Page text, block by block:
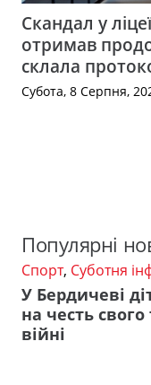
Скандал у
отримав
склала
Субота, 8 Серпня,
Популярні
Спорт, Суботня
У Бердичеві
на честь
війні